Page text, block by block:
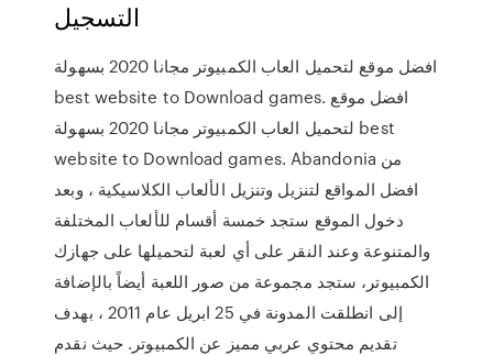
افضل موقع لتحميل العاب الكمبيوتر مجانا 2020 بسهولة
best website to Download games. افضل موقع
لتحميل العاب الكمبيوتر مجانا 2020 بسهولة best
website to Download games. Abandonia من
افضل المواقع لتنزيل وتنزيل الألعاب الكلاسيكية ، وبعد
دخول الموقع ستجد خمسة أقسام للألعاب المختلفة
والمتنوعة وعند النقر على أي لعبة لتحميلها على جهازك
الكمبيوتر، ستجد مجموعة من صور اللعبة أيضاً بالإضافة
إلى انطلقت المدونة في 25 ابريل عام 2011 ، بهدف
تقديم محتوي عربي مميز عن الكمبيوتر. حيث نقدم